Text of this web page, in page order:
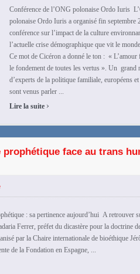
Conférence de l’ONG polonaise Ordo Iuris
polonaise Ordo Iuris a organisé fin septembre
conférence sur l’impact de la culture
l’actuelle crise démographique que vit le
Ce mot de Cicéron a donné le ton : « L’amour
le fondement de toutes les vertus ». Un grand
d’experts de la politique familiale, européens
sont venus parler ...
Lire la suite ›
prophétique face au trans
: sa pertinence aujourd’hui A retrouver
Ferrer, préfet du dicastère pour la doctrine
par la Chaire internationale de bioéthique
de la Fondation en Espagne, ...